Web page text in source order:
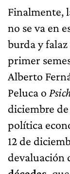
Finalmente,
no se va en
burda y
primer
Alberto
Peluca o
diciembre
política
12 de
devaluación